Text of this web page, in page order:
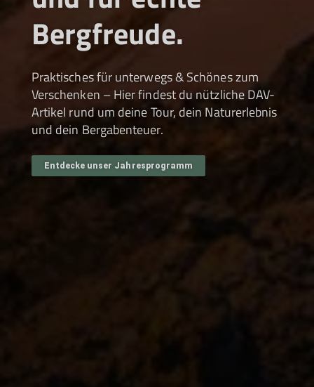
Bergfreude.
Praktisches für unterwegs & Schönes zum
Verschenken – Hier findest du nützliche DAV-
Artikel rund um deine Tour, dein Naturerlebnis
und dein Bergabenteuer.
Entdecke unser Jahresprogramm